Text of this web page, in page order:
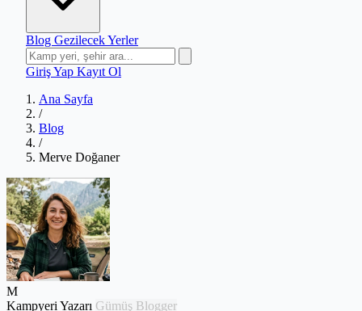
Blog Gezilecek Yerler
Giriş Yap Kayıt Ol
Ana Sayfa
/
Blog
/
Merve Doğaner
M
Kampyeri Yazarı Gümüş Blogger